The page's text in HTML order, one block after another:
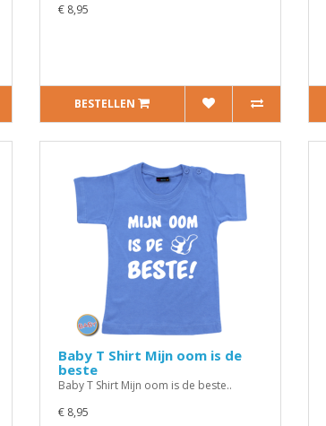
€ 8,95
BESTELLEN
Baby T Shirt Mijn oom is de
beste
Baby T Shirt Mijn oom is de beste..
€ 8,95